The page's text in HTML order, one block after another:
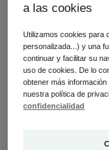
Una piel seca
Una especie
dartros pueden
característica
conocida como
con la piel
superficie del
a las cookies
Utilizamos cookies para
personalizada...) y una
continuar y facilitar su
uso de cookies. De lo
obtener más
nuestra política de
confidencialidad